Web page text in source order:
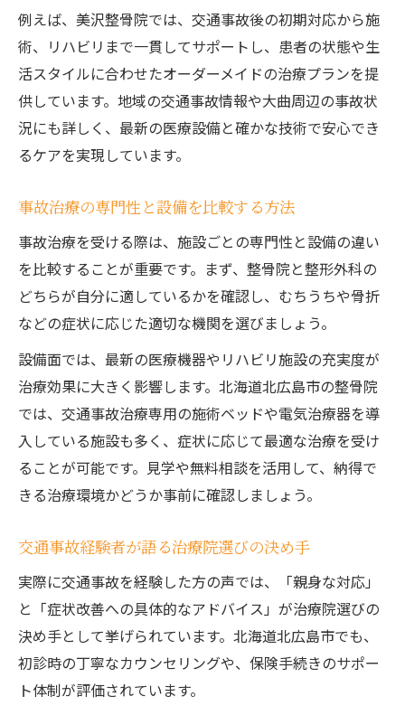
例えば、美沢整骨院では、交通事故後の初期対応から施
術、リハビリまで一貫してサポートし、患者の状態や生
活スタイルに合わせたオーダーメイドの治療プランを提
供しています。地域の交通事故情報や大曲周辺の事故状
況にも詳しく、最新の医療設備と確かな技術で安心でき
るケアを実現しています。
事故治療の専門性と設備を比較する方法
事故治療を受ける際は、施設ごとの専門性と設備の違い
を比較することが重要です。まず、整骨院と整形外科の
どちらが自分に適しているかを確認し、むちうちや骨折
などの症状に応じた適切な機関を選びましょう。
設備面では、最新の医療機器やリハビリ施設の充実度が
治療効果に大きく影響します。北海道北広島市の整骨院
では、交通事故治療専用の施術ベッドや電気治療器を導
入している施設も多く、症状に応じて最適な治療を受け
ることが可能です。見学や無料相談を活用して、納得で
きる治療環境かどうか事前に確認しましょう。
交通事故経験者が語る治療院選びの決め手
実際に交通事故を経験した方の声では、「親身な対応」
と「症状改善への具体的なアドバイス」が治療院選びの
決め手として挙げられています。北海道北広島市でも、
初診時の丁寧なカウンセリングや、保険手続きのサポー
ト体制が評価されています。